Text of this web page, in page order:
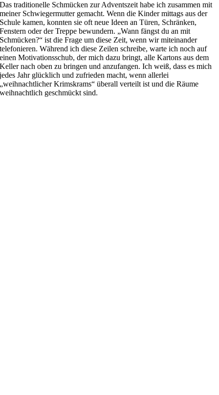
Das traditionelle Schmücken zur Adventszeit habe ich zusammen mit
meiner Schwiegermutter gemacht. Wenn die Kinder mittags aus der
Schule kamen, konnten sie oft neue Ideen an Türen, Schränken,
Fenstern oder der Treppe bewundern. „Wann fängst du an mit
Schmücken?“ ist die Frage um diese Zeit, wenn wir miteinander
telefonieren. Während ich diese Zeilen schreibe, warte ich noch auf
einen Motivationsschub, der mich dazu bringt, alle Kartons ausdem
Keller nach oben zu bringen und anzufangen. Ich weiß, dass es mich
jedes Jahr glücklich und zufrieden macht, wenn allerlei
„weihnachtlicher Krimskrams“ überall verteilt ist und die Räume
weihnachtlich geschmückt sind.